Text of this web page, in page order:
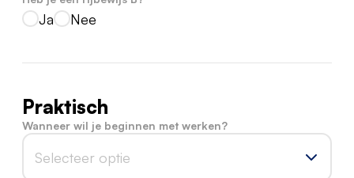
Ja Nee
Praktisch
Wanneer wil je beginnen met werken?
Selecteer optie